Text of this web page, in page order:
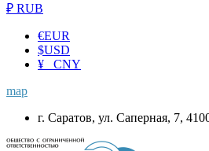
₽ RUB
€EUR
$USD
¥ CNY
map
г. Саратов, ул. Саперная, 7,